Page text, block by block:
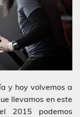
y hoy volvemos a
llevamos en este
2015 podemos